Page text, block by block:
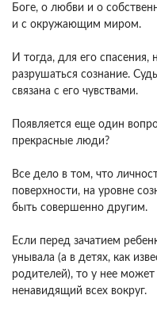
Боге, о любви и о
и с окружающим миром.
И тогда, для его спасения,
разрушаться сознание.
связана с его чувствами.
Появляется еще один
прекрасные люди?
Все дело в том, что
поверхности, на уровне
быть совершенно другим.
Если перед зачатием
унывала (а в детях, как
родителей), то у нее
ненавидящий всех вокруг.